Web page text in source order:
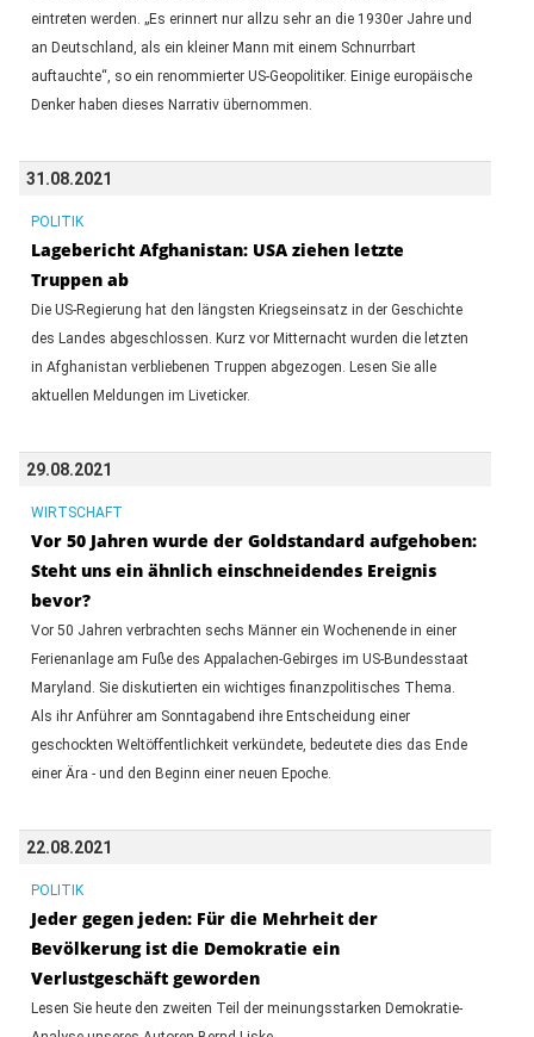
eintreten werden. „Es erinnert nur allzu sehr an die 1930er Jahre und
an Deutschland, als ein kleiner Mann mit einem Schnurrbart
auftauchte“, so ein renommierter US-Geopolitiker. Einige europäische
Denker haben dieses Narrativ übernommen.
31.08.2021
POLITIK
Lagebericht Afghanistan: USA ziehen letzte
Truppen ab
Die US-Regierung hat den längsten Kriegseinsatz in der Geschichte
des Landes abgeschlossen. Kurz vor Mitternacht wurden die letzten
in Afghanistan verbliebenen Truppen abgezogen. Lesen Sie alle
aktuellen Meldungen im Liveticker.
29.08.2021
WIRTSCHAFT
Vor 50 Jahren wurde der Goldstandard aufgehoben:
Steht uns ein ähnlich einschneidendes Ereignis
bevor?
Vor 50 Jahren verbrachten sechs Männer ein Wochenende in einer
Ferienanlage am Fuße des Appalachen-Gebirges im US-Bundesstaat
Maryland. Sie diskutierten ein wichtiges finanzpolitisches Thema.
Als ihr Anführer am Sonntagabend ihre Entscheidung einer
geschockten Weltöffentlichkeit verkündete, bedeutete dies das Ende
einer Ära - und den Beginn einer neuen Epoche.
22.08.2021
POLITIK
Jeder gegen jeden: Für die Mehrheit der
Bevölkerung ist die Demokratie ein
Verlustgeschäft geworden
Lesen Sie heute den zweiten Teil der meinungsstarken Demokratie-